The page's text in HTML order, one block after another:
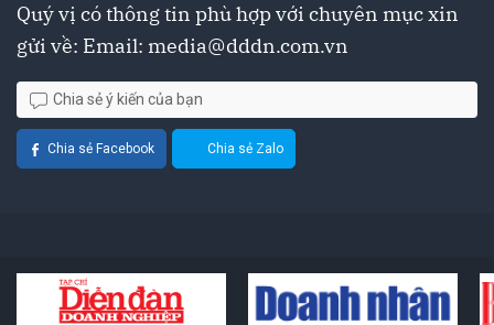
Quý vị có thông tin phù hợp với chuyên mục xin
gửi về: Email: media@dddn.com.vn
Chia sẻ ý kiến của bạn
Chia sẻ Facebook Chia sẻ Zalo